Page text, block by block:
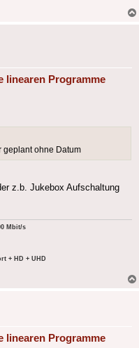
linearen Programme
geplant ohne Datum
z.b. Jukebox Aufschaltung
Mbit/s
+ HD + UHD
linearen Programme